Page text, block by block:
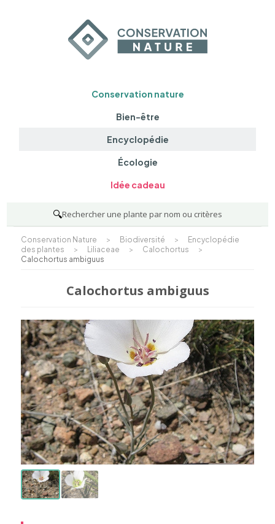
Conservation nature
Bien-être
Encyclopédie
Écologie
Idée cadeau
🔍Rechercher une plante par nom ou critères
Conservation Nature > Biodiversité >
Encyclopédie
des plantes
> Liliaceae > Calochortus
>
Calochortus ambiguus
Calochortus ambiguus